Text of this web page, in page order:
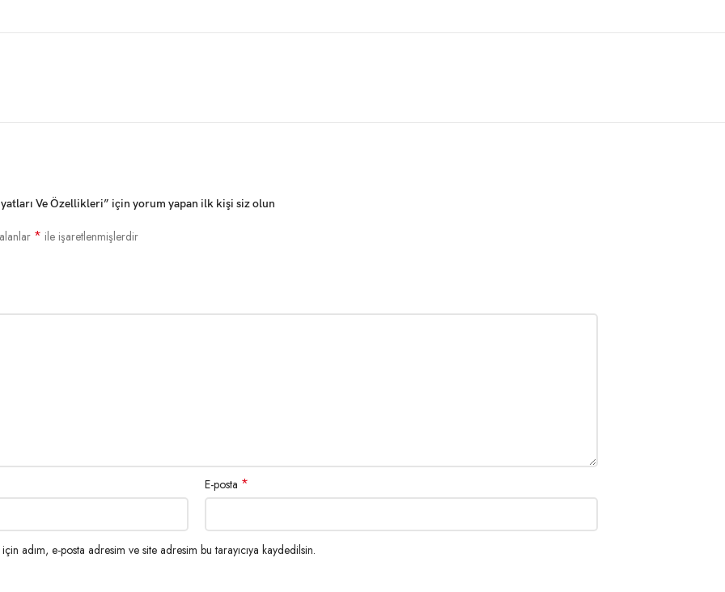
dayanıklıdır.
Ve Özellikleri” için yorum yapan ilk kişi siz olun
* ile işaretlenmişlerdir
E-posta *
adım, e-posta adresim ve site adresim bu tarayıcıya kaydedilsin.